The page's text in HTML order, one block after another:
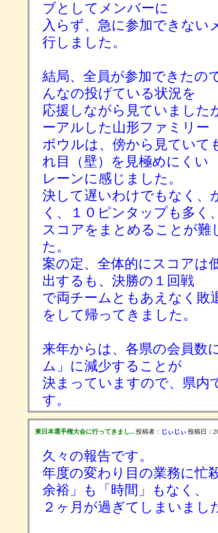
ブとしてメンバーに
入らず、急に参加できない
行しました。
結局、全員が参加できたの
んなの投げている状況を
応援しながら見ていました
ーアルした山形ファミリー
ボウルは、傍から見ていて
れ目（壁）を見極めにくい
レーンに感じました。
決して遅いわけでもなく、
く、１０ピンタップも多く
スコアをまとめることが
た。
案の定、全体的にスコアは
出するも、決勝の１回戦
で両チームともあえなく敗
をして帰ってきました。
来年からは、各県の会員数
ム」に減少することが
決まっていますので、県内
す。
東日本選手権大会に行ってきまし...投稿者： じぃじぃ 投稿日：
久々の報告です。
年度の変わり目の業務に忙
余裕」も「時間」もなく、
２ヶ月が過ぎてしまいまし